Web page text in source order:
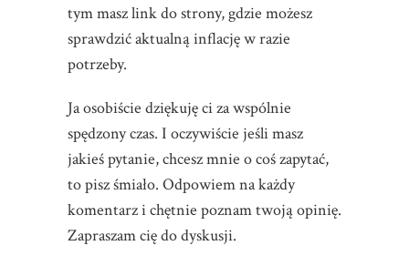
tym masz link do strony, gdzie możesz
sprawdzić aktualną inflację w razie
potrzeby.
Ja osobiście dziękuję ci za wspólnie
spędzony czas. I oczywiście jeśli masz
jakieś pytanie, chcesz mnie o coś zapytać,
to pisz śmiało. Odpowiem na każdy
komentarz i chętnie poznam twoją opinię.
Zapraszam cię do dyskusji.